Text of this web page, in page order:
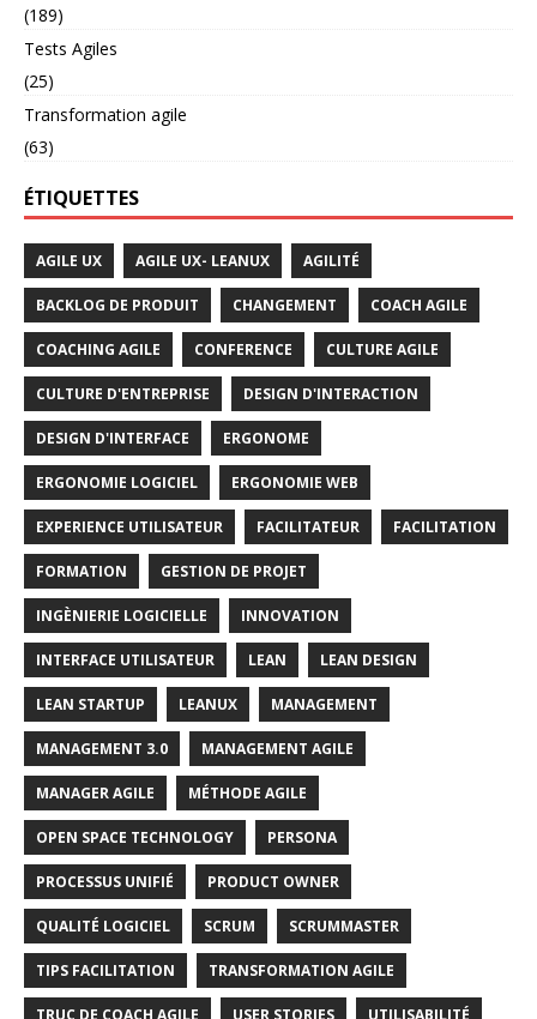
(189)
Tests Agiles
(25)
Transformation agile
(63)
ÉTIQUETTES
AGILE UX AGILE UX- LEANUX AGILITÉ
BACKLOG DE PRODUIT CHANGEMENT COACH AGILE
COACHING AGILE CONFERENCE CULTURE AGILE
CULTURE D'ENTREPRISE DESIGN D'INTERACTION
DESIGN D'INTERFACE ERGONOME
ERGONOMIE LOGICIEL ERGONOMIE WEB
EXPERIENCE UTILISATEUR FACILITATEUR FACILITATION
FORMATION GESTION DE PROJET
INGÈNIERIE LOGICIELLE INNOVATION
INTERFACE UTILISATEUR LEAN LEAN DESIGN
LEAN STARTUP LEANUX MANAGEMENT
MANAGEMENT 3.0 MANAGEMENT AGILE
MANAGER AGILE MÉTHODE AGILE
OPEN SPACE TECHNOLOGY PERSONA
PROCESSUS UNIFIÉ PRODUCT OWNER
QUALITÉ LOGICIEL SCRUM SCRUMMASTER
TIPS FACILITATION TRANSFORMATION AGILE
TRUC DE COACH AGILE USER STORIES UTILISABILITÉ